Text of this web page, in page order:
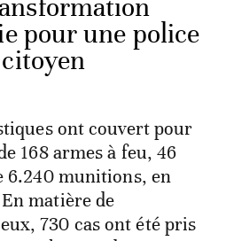
pour une police
ont couvert pour
168 armes à feu, 46
6.240 munitions, en
matière de
730 cas ont été pris